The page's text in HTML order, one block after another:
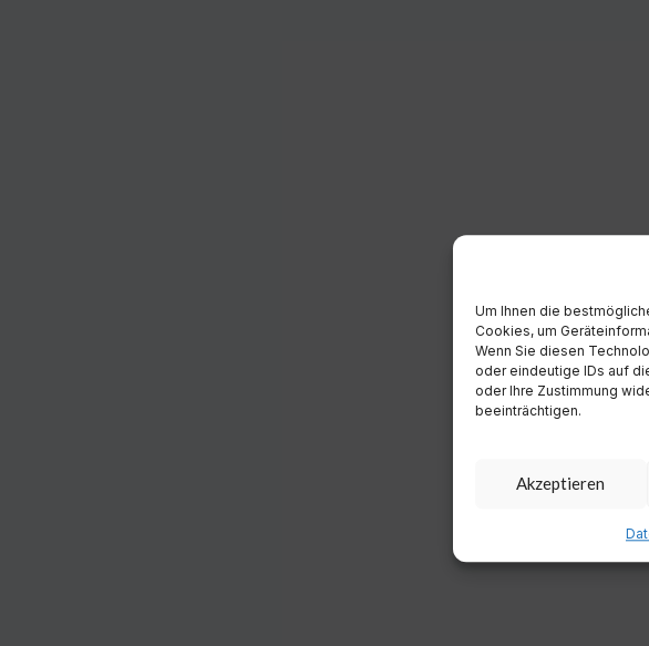
Um Ihnen die
Cookies, um
Wenn Sie diesen
oder eindeutige IDs auf
oder Ihre Zustimmung
beeinträchtigen.
Akzeptieren